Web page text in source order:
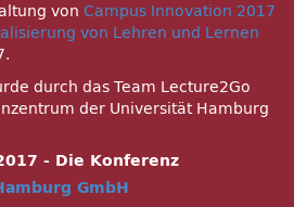
von Campus Innovation 2017
von Lehren und Lernen
durch das Team Lecture2Go
der Universität Hamburg
- Die Konferenz
GmbH